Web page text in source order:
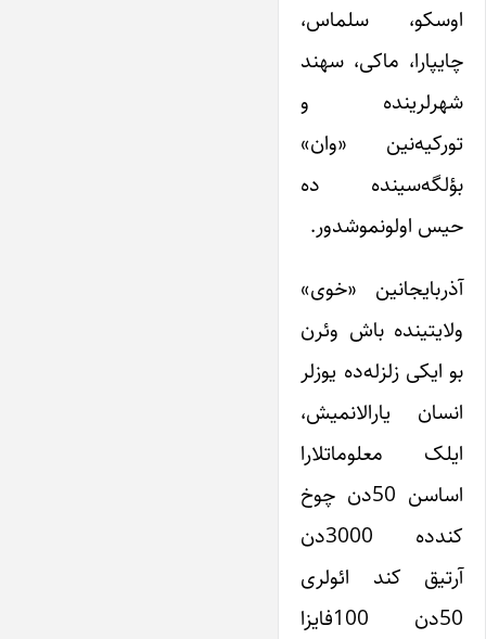
اوسکو، سلماس،
چایپارا، ماکی، سهند
شهرلرینده و
تورکیه‌نین «وان»
بؤلگه‌سینده ده
حیس اولونموشدور.
آذربایجانین «خوی»
ولایتینده باش وئرن
بو ایکی زلزله‌ده یوزلر
انسان یارالانمیش،
ایلک معلوماتلارا
اساسن 50دن چوخ
کندده 3000دن
آرتیق کند ائولری
50دن 100فایزا